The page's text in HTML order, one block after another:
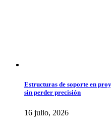
Estructuras de soporte en
sin perder precisión
16 julio, 2026